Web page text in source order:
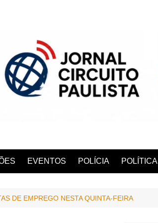
EVENTOS POLÍCIA POLÍTICA
DE EMPREGO NESTA QUINTA-FEIRA